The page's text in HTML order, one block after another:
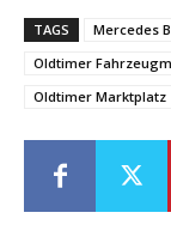
TAGS Mercedes
Oldtimer
Oldtimer Marktplatz